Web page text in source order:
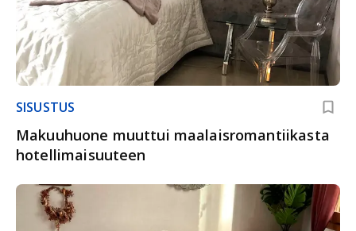
SISUSTUS
Makuuhuone muuttui maalaisromantiikasta
hotellimaisuuteen